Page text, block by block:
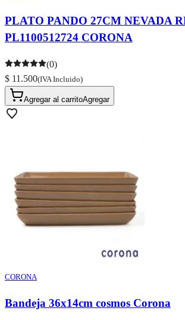
PLATO PANDO 27CM NEVADA
PL1100512724 CORONA
(0)
$ 11.500(IVA Incluido)
Agregar al carritoAgregar
CORONA
Bandeja 36x14cm cosmos Corona